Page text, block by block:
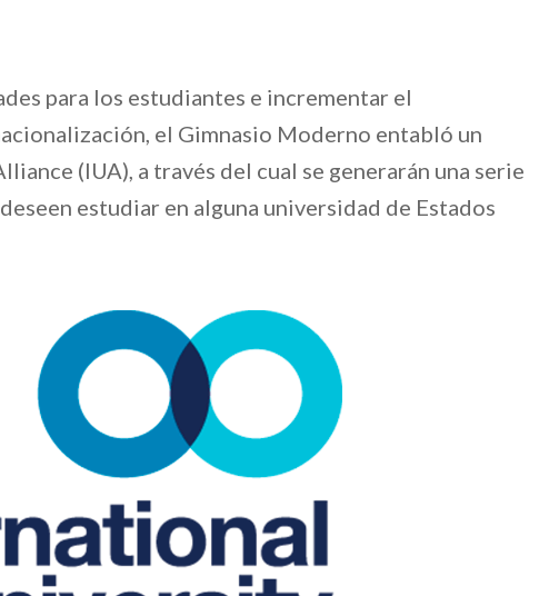
para los estudiantes e incrementar el
el Gimnasio Moderno entabló un
(IUA), a través del cual se generarán una serie
estudiar en alguna universidad de Estados